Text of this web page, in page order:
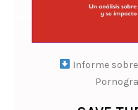
Informe